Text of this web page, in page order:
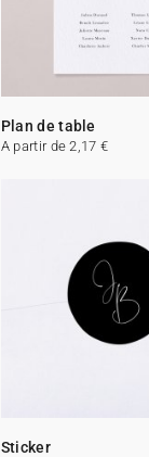
Plan de table
A partir de 2,17 €
Sticker